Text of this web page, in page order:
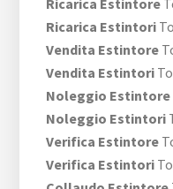
Ricarica Estintori
Vendita Estintore
Vendita Estintori
Noleggio Estintore
Noleggio Estintori
Verifica Estintore
Verifica Estintori